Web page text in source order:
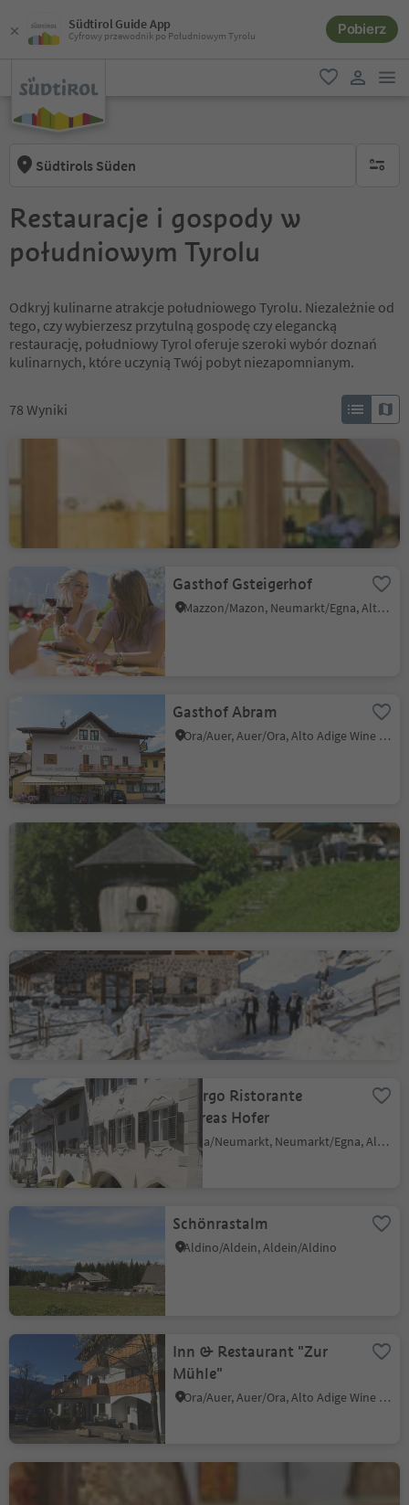
Südtirol Guide App
Cyfrowy przewodnik po Południowym Tyrolu Pobierz
ulubione
Südtirols Süden brak
Restauracje i gospody w
południowym Tyrolu
Odkryj kulinarne atrakcje południowego Tyrolu. Niezależnie od
tego, czy wybierzesz przytulną gospodę czy elegancką
restaurację, południowy Tyrol oferuje szeroki wybór doznań
kulinarnych, które uczynią Twój pobyt niezapomnianym.
78 Wyniki
Cortina s.s.d.V./Kurtinig, Kurtinig an der Weinstraße/Cortina sulla Strada del Vino, Alto Adige Wine Road
Gasthof Gsteigerhof
Mazzon/Mazon, Neumarkt/Egna, Alto Adige Wine Road
Gasthof Abram
Ora/Auer, Auer/Ora, Alto Adige Wine Road
Gasthof Schmiederalm
Aldino/Aldein, Aldein/Aldino
Cisloner Alm
Trodena/Truden, Truden/Trodena
Albergo Ristorante
Andreas Hofer
Egna/Neumarkt, Neumarkt/Egna, Alto Adige Wine Road
Schönrastalm
Aldino/Aldein, Aldein/Aldino
Inn & Restaurant "Zur
Mühle"
Ora/Auer, Auer/Ora, Alto Adige Wine Road
Bar Vaja